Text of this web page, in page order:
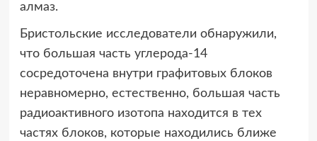
алмаз.
Бристольские исследователи обнаружили,
что большая часть углерода-14
сосредоточена внутри графитовых блоков
неравномерно, естественно, большая часть
радиоактивного изотопа находится в тех
частях блоков, которые находились ближе